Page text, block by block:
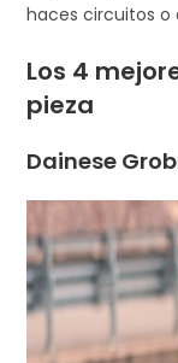
haces circuitos
Los 4
pieza
Dainese